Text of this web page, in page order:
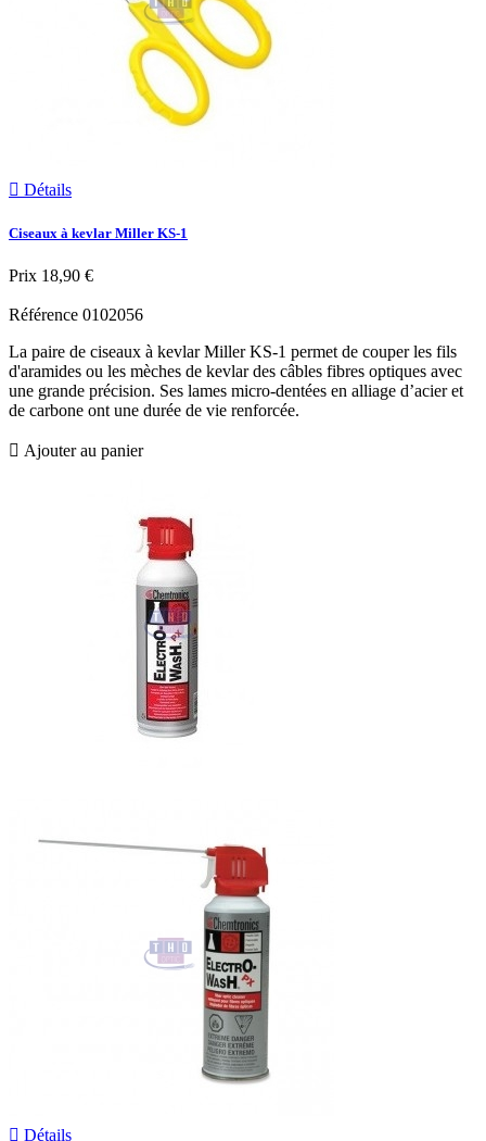
 Détails
Ciseaux à kevlar Miller KS-1
Prix 18,90 €
Référence 0102056
La paire de ciseaux à kevlar Miller KS-1 permet de couper les fils
d'aramides ou les mèches de kevlar des câbles fibres optiques avec
une grande précision. Ses lames micro-dentées en alliage d’acier et
de carbone ont une durée de vie renforcée.
 Ajouter au panier
 Détails